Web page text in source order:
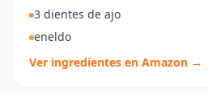
3 dientes de ajo
eneldo
Ver ingredientes en Amazon →